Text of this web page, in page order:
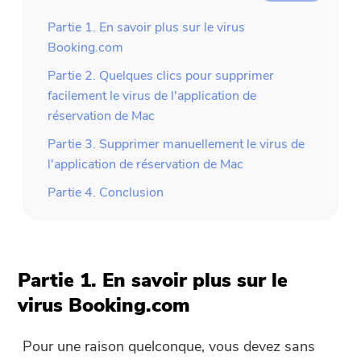
Partie 1. En savoir plus sur le virus
Booking.com
Partie 2. Quelques clics pour supprimer
facilement le virus de l'application de
réservation de Mac
Partie 3. Supprimer manuellement le virus de
l'application de réservation de Mac
Partie 4. Conclusion
Partie 1. En savoir plus sur le
virus Booking.com
Pour une raison quelconque, vous devez sans